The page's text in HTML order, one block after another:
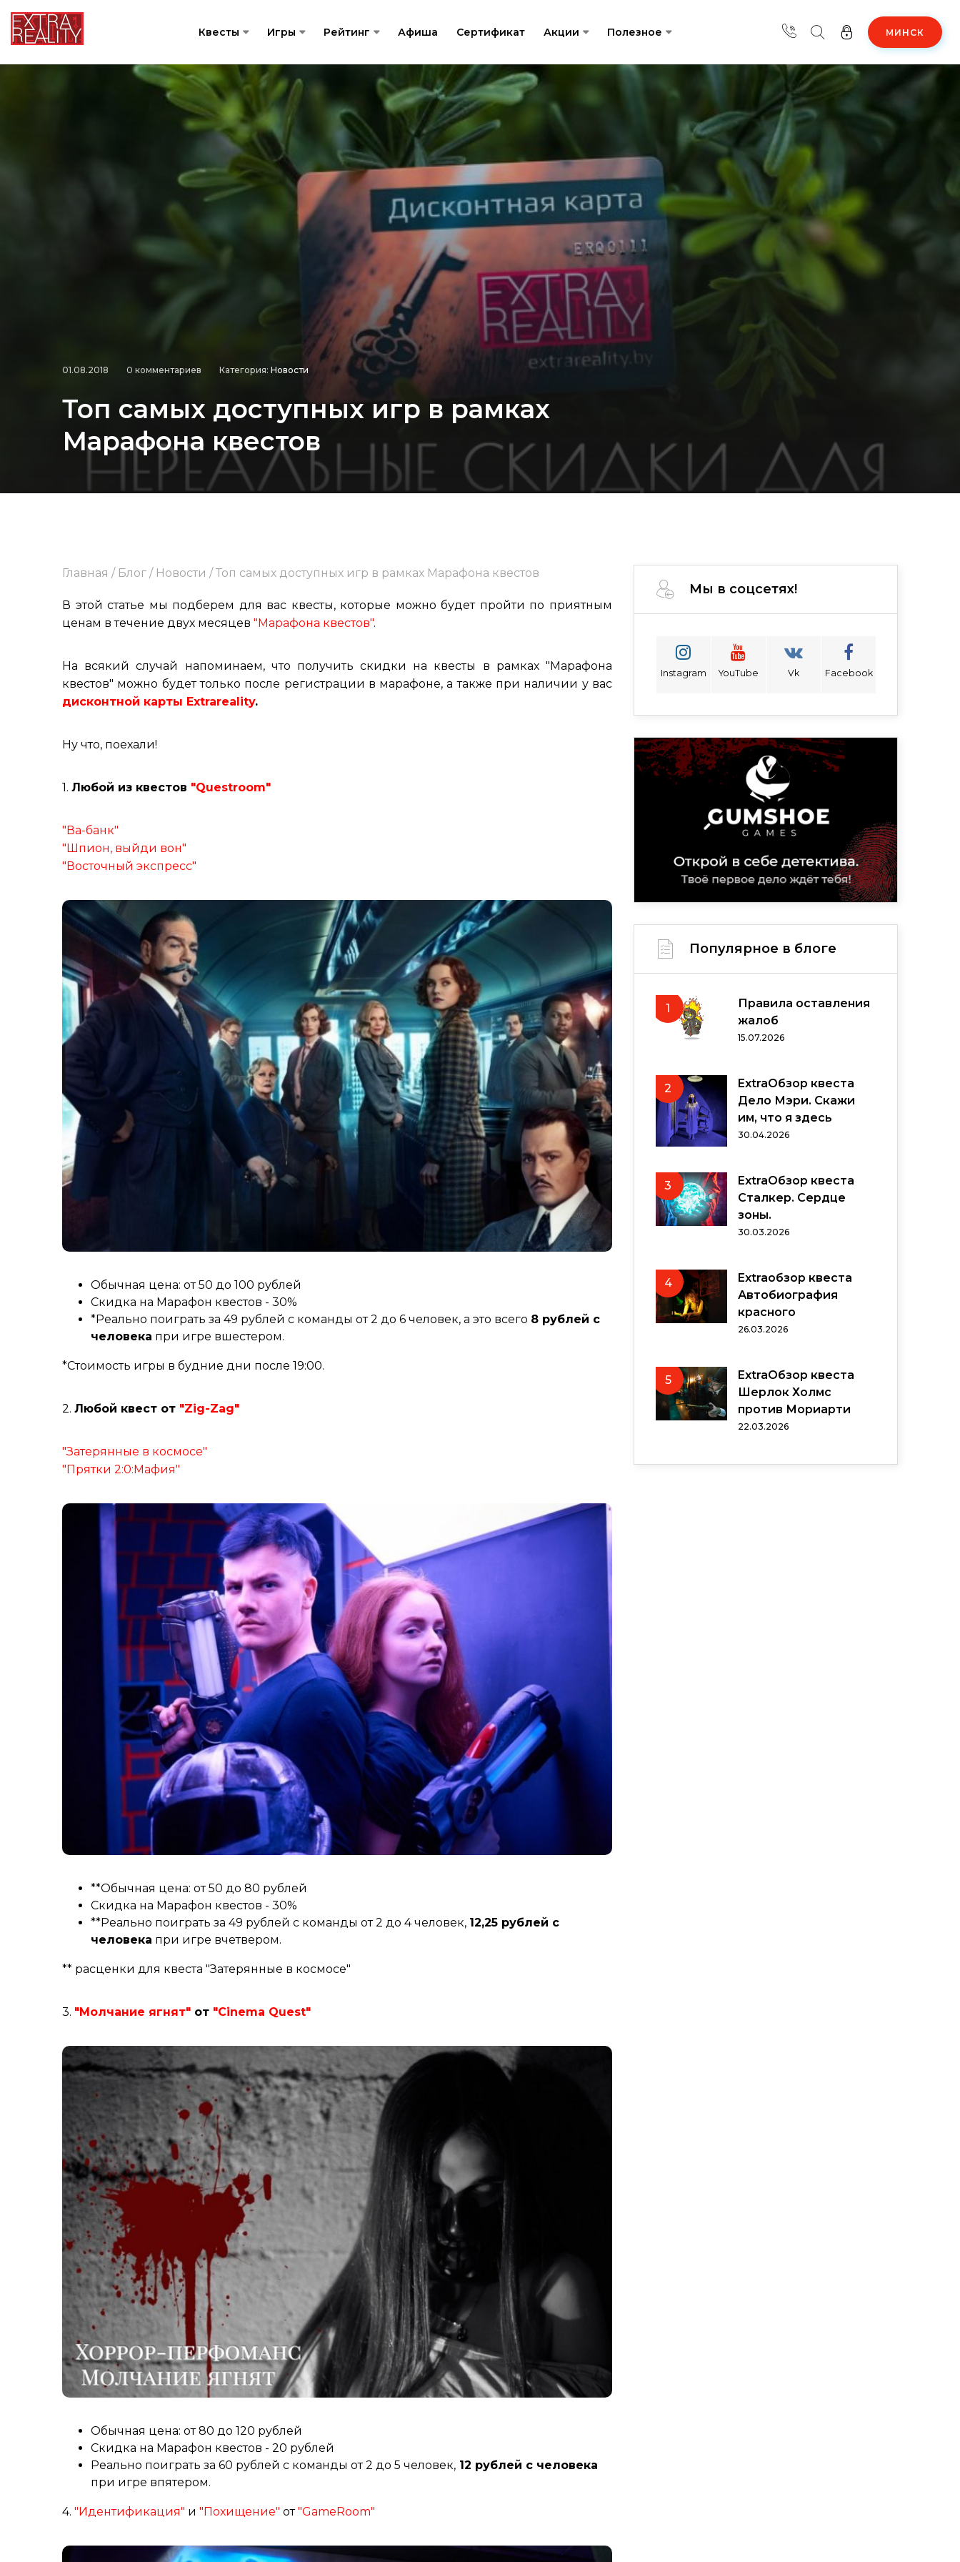
Квесты Игры Рейтинг Афиша Сертификат Акции Полезное МИНСК
01.08.2018 0 комментариев Категория: Новости
Топ самых доступных игр в рамках
Марафона квестов
Главная / Блог / Новости /Топ самых доступных игр в рамках Марафона квестов
В этой статье мы подберем для вас квесты, которые можно будет пройти по приятным
ценам в течение двух месяцев "Марафона квестов".
На всякий случай напоминаем, что получить скидки на квесты в рамках "Марафона
квестов" можно будет только после регистрации в марафоне, а также при наличии у вас
дисконтной карты Extrareality.
Ну что, поехали!
1. Любой из квестов "Questroom"
"Ва-банк"
"Шпион, выйди вон"
"Восточный экспресс"
Обычная цена: от 50 до 100 рублей
Скидка на Марафон квестов - 30%
*Реально поиграть за 49 рублей с команды от 2 до 6 человек, а это всего 8 рублей с
человека при игре вшестером.
*Стоимость игры в будние дни после 19:00.
2. Любой квест от "Zig-Zag"
"Затерянные в космосе"
"Прятки 2:0:Мафия"
**Обычная цена: от 50 до 80 рублей
Скидка на Марафон квестов - 30%
**Реально поиграть за 49 рублей с команды от 2 до 4 человек, 12,25 рублей с
человека при игре вчетвером.
** расценки для квеста "Затерянные в космосе"
3. "Молчание ягнят" от "Сinema Quest"
Обычная цена: от 80 до 120 рублей
Скидка на Марафон квестов - 20 рублей
Реально поиграть за 60 рублей с команды от 2 до 5 человек, 12 рублей с человека
при игре впятером.
4. "Идентификация" и "Похищение" от"GameRoom"
Мы в соцсетях!
Instagram YouTube Vk Facebook
Популярное в блоге
1
Правила оставления
жалоб
15.07.2026
2
ExtraОбзор квеста
Дело Мэри. Скажи
им, что я здесь
30.04.2026
3
ExtraОбзор квеста
Сталкер. Сердце
зоны.
30.03.2026
4
Extraобзор квеста
Автобиография
красного
26.03.2026
5
ExtraОбзор квеста
Шерлок Холмс
против Мориарти
22.03.2026